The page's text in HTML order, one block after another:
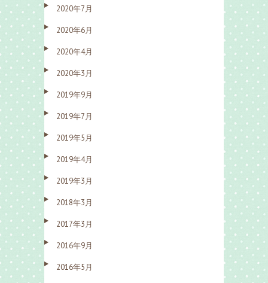
2020年7月
2020年6月
2020年4月
2020年3月
2019年9月
2019年7月
2019年5月
2019年4月
2019年3月
2018年3月
2017年3月
2016年9月
2016年5月